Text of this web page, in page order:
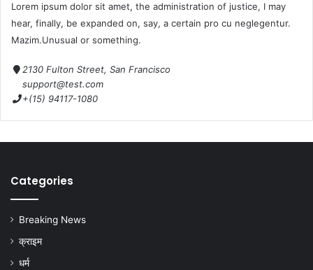
Lorem ipsum dolor sit amet, the administration of justice, I may
hear, finally, be expanded on, say, a certain pro cu neglegentur.
Mazim.Unusual or something.
2130 Fulton Street, San Francisco
support@test.com
+(15) 94117-1080
Categories
Breaking News
क्राइम
धर्म